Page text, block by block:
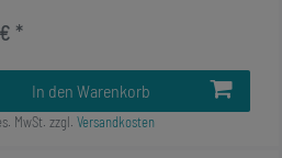
*
In den Warenkorb
MwSt. zzgl. Versandkosten